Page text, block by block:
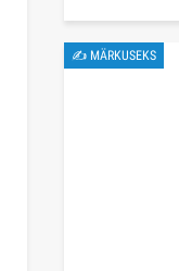
✍ MÄRKUSEKS